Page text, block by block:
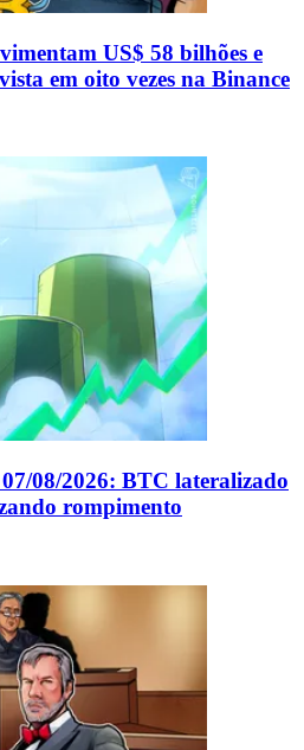
US$ 58 bilhões e
em oito vezes na Binance
08/2026: BTC lateralizado
rompimento